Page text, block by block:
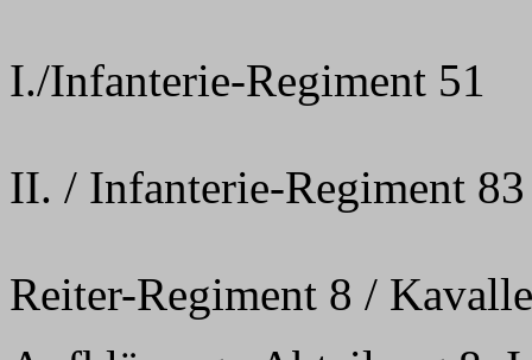
I./Infanterie-Regiment 51
II. / Infanterie-Regiment 83
Reiter-Regiment 8 /